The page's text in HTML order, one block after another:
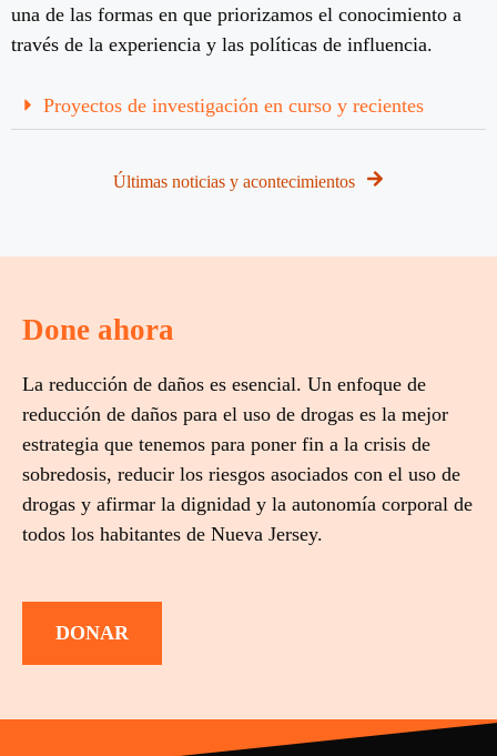
una de las formas en que priorizamos el conocimiento a
través de la experiencia y las políticas de influencia.
Proyectos de investigación en curso y recientes
Últimas noticias y acontecimientos
Done ahora
La reducción de daños es esencial. Un enfoque de
reducción de daños para el uso de drogas es la mejor
estrategia que tenemos para poner fin a la crisis de
sobredosis, reducir los riesgos asociados con el uso de
drogas y afirmar la dignidad y la autonomía corporal de
todos los habitantes de Nueva Jersey.
DONAR